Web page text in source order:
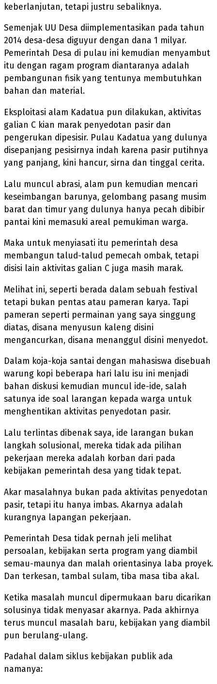
keberlanjutan, tetapi justru sebaliknya.
Semenjak UU Desa diimplementasikan pada tahun
2014 desa-desa diguyur dengan dana 1 milyar.
Pemerintah Desa di pulau ini kemudian menyambut
itu dengan ragam program diantaranya adalah
pembangunan fisik yang tentunya membutuhkan
bahan dan material.
Eksploitasi alam Kadatua pun dilakukan, aktivitas
galian C kian marak penyedotan pasir dan
pengerukan dipesisir. Pulau Kadatua yang dulunya
disepanjang pesisirnya indah karena pasir putihnya
yang panjang, kini hancur, sirna dan tinggal cerita.
Lalu muncul abrasi, alam pun kemudian mencari
keseimbangan barunya, gelombang pasang musim
barat dan timur yang dulunya hanya pecah dibibir
pantai kini memasuki areal pemukiman warga.
Maka untuk menyiasati itu pemerintah desa
membangun talud-talud pemecah ombak, tetapi
disisi lain aktivitas galian C juga masih marak.
Melihat ini, seperti berada dalam sebuah festival
tetapi bukan pentas atau pameran karya. Tapi
pameran seperti permainan yang saya singgung
diatas, disana menyusun kaleng disini
mengancurkan, disana menanggul disini menyedot.
Dalam koja-koja santai dengan mahasiswa disebuah
warung kopi beberapa hari lalu isu ini menjadi
bahan diskusi kemudian muncul ide-ide, salah
satunya ide soal larangan kepada warga untuk
menghentikan aktivitas penyedotan pasir.
Lalu terlintas dibenak saya, ide larangan bukan
langkah solusional, mereka tidak ada pilihan
pekerjaan mereka adalah korban dari pada
kebijakan pemerintah desa yang tidak tepat.
Akar masalahnya bukan pada aktivitas penyedotan
pasir, tetapi itu hanya imbas. Akarnya adalah
kurangnya lapangan pekerjaan.
Pemerintah Desa tidak pernah jeli melihat
persoalan, kebijakan serta program yang diambil
semau-maunya dan malah orientasinya laba proyek.
Dan terkesan, tambal sulam, tiba masa tiba akal.
Ketika masalah muncul dipermukaan baru dicarikan
solusinya tidak menyasar akarnya. Pada akhirnya
terus muncul masalah baru, kebijakan yang diambil
pun berulang-ulang.
Padahal dalam siklus kebijakan publik ada
namanya: